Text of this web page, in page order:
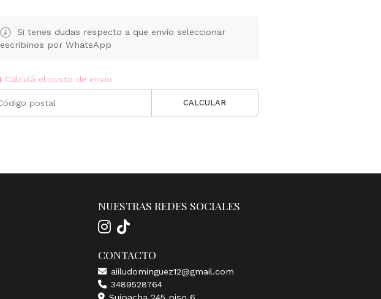
Si tenes dudas respecto a que envío seleccionar
escribinos por WhatsApp
Calculá el costo de envío
CALCULAR
NUESTRAS REDES SOCIALES
CONTACTO
aiiludominguez12@gmail.com
3489528764